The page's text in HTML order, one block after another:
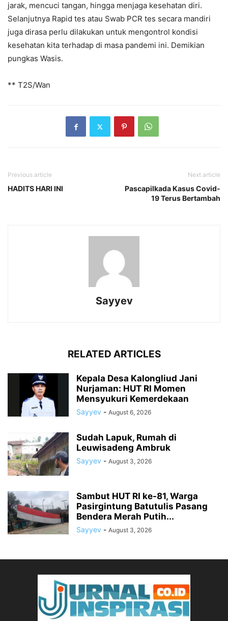
jarak, mencuci tangan, hingga menjaga kesehatan diri.
Selanjutnya Rapid tes atau Swab PCR tes secara mandiri
juga dirasa perlu dilakukan untuk mengontrol kondisi
kesehatan kita terhadap di masa pandemi ini. Demikian
pungkas Wasis.
** T2S/Wan
Previous article
HADITS HARI INI
Next article
Pascapilkada Kasus Covid-
19 Terus Bertambah
Sayyev
RELATED ARTICLES
Kepala Desa Kalongliud Jani
Nurjaman: HUT RI Momen
Mensyukuri Kemerdekaan
Sayyev - August 6, 2026
Sudah Lapuk, Rumah di
Leuwisadeng Ambruk
Sayyev - August 3, 2026
Sambut HUT RI ke-81, Warga
Pasirgintung Batutulis Pasang
Bendera Merah Putih...
Sayyev - August 3, 2026